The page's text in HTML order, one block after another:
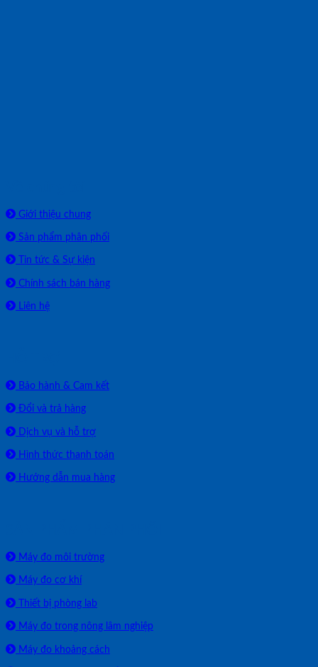
Giới thiệu chung
Sản phẩm phân phối
Tin tức & Sự kiện
Chính sách bán hàng
Liên hệ
Bảo hành & Cam kết
Đổi và trả hàng
Dịch vụ và hỗ trợ
Hình thức thanh toán
Hướng dẫn mua hàng
Máy đo môi trường
Máy đo cơ khí
Thiết bị phòng lab
Máy đo trong nông lâm nghiệp
Máy đo khoảng cách